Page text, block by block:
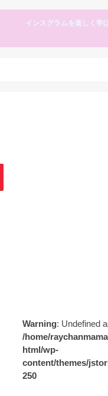
インスグラムを楽しく学
Warning: Undefined
/home/
html/wp-
content/themes/
250